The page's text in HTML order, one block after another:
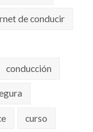
de conducir
conducción
curso